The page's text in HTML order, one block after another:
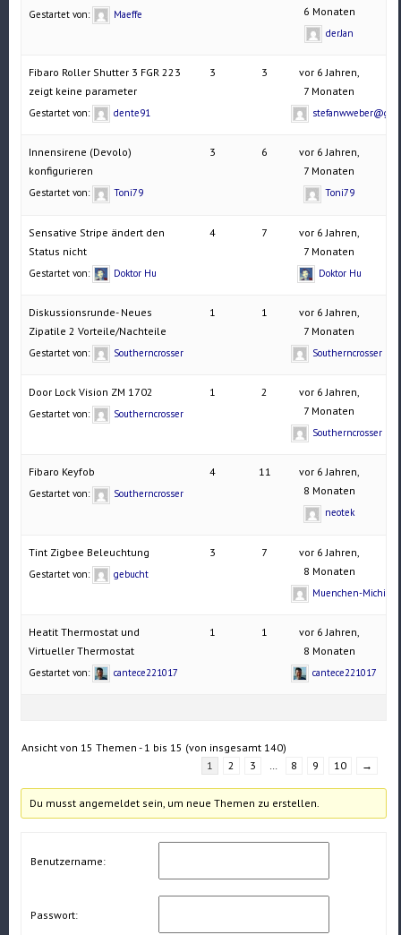
Gestartet von: Maeffe
6 Monaten
derJan
Fibaro Roller Shutter 3 FGR 223
zeigt keine parameter
Gestartet von: dente91
3 3
vor 6 Jahren,
7 Monaten
Innensirene (Devolo)
konfigurieren
Gestartet von: Toni79
3 6
vor 6 Jahren,
7 Monaten
Toni79
Sensative Stripe ändert den
Status nicht
Gestartet von: Doktor Hu
4 7
vor 6 Jahren,
7 Monaten
Doktor Hu
Diskussionsrunde- Neues
Zipatile 2 Vorteile/Nachteile
Gestartet von: Southerncrosser
1 1
vor 6 Jahren,
7 Monaten
Southerncrosser
Door Lock Vision ZM 1702
Gestartet von: Southerncrosser
1 2
vor 6 Jahren,
7 Monaten
Southerncrosser
Fibaro Keyfob
Gestartet von: Southerncrosser
4 11
vor 6 Jahren,
8 Monaten
neotek
Tint Zigbee Beleuchtung
Gestartet von: gebucht
3 7
vor 6 Jahren,
8 Monaten
Muenchen-Michi
Heatit Thermostat und
Virtueller Thermostat
Gestartet von: cantece221017
1 1
vor 6 Jahren,
8 Monaten
cantece221017
Ansicht von 15 Themen - 1 bis 15 (von insgesamt 140)
1
2 3 … 8 9 10 →
Du musst angemeldet sein, um neue Themen zu erstellen.
Benutzername:
Passwort: